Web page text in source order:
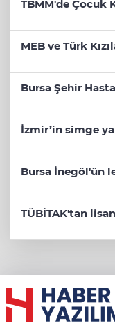
TBMM'de
MEB ve Türk
Bursa Şehir
İzmir’in simge
Bursa İnegöl'ün
TÜBİTAK'tan